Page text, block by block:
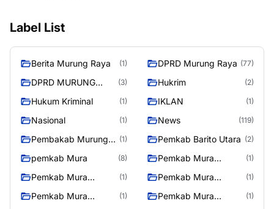
Label List
Berita Murung Raya (1) DPRD Murung Raya (77)
DPRD MURUNG
(3) Hukrim (2)
Hukum Kriminal (1) IKLAN (1)
Nasional (1) News (119)
Pembakab Murung
(1) Pemkab Barito Utara (2)
pemkab Mura (8)
Pemkab Mura
(1)
Pemkab Mura
(1)
Pemkab Mura
(1)
Pemkab Mura
(1)
Pemkab Mura
(1)